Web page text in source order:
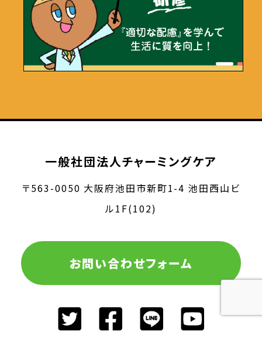
一般社団法人チャーミングケア
〒563-0050 大阪府池田市新町1-4 池田西山ビ
ル1F(102)
お問い合わせフォーム